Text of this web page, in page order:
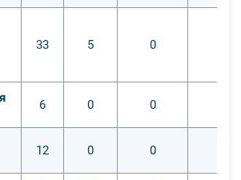
33 5 0
6 0 0
12 0 0